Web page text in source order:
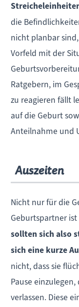
die
nicht planbar
Vorfeld mit der
Ratgebern, im
zu reagieren fällt
auf die Geburt
Anteilnahme und
Auszeiten
Nicht nur für die
Geburtspartner
sollten sich also
sich eine kurze
nicht, dass sie
Pause
verlassen. Diese